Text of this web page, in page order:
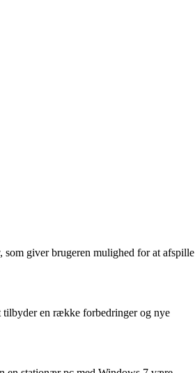
som giver brugeren mulighed for at afspille
tilbyder en række forbedringer og nye